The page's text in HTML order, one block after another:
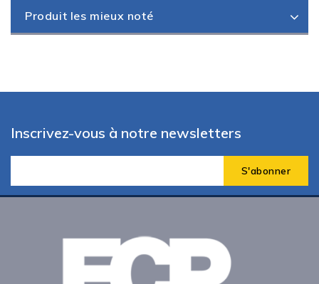
Produit les mieux noté
Inscrivez-vous à notre newsletters